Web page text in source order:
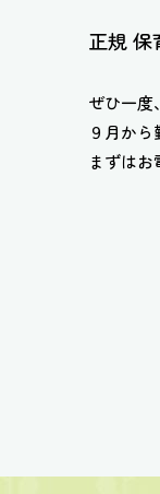
正規
ぜひ一度
９月から
まずは